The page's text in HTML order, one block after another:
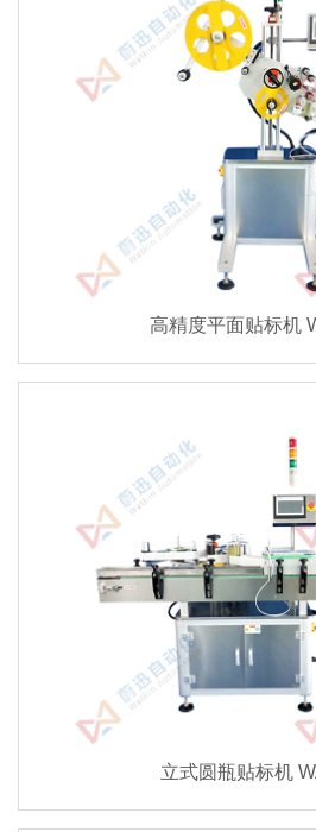
高精度平面贴标机
立式圆瓶贴标机